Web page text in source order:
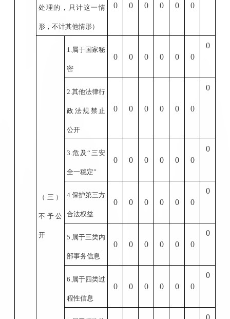
处理的，只计这一情
形，不计其他情形）
0 0 0 0 0 0
（三）
不予公
开
1. 属于国家秘
密
0 0 0 0 0 0
0
2. 其他法律行
政法规禁止
公开
0 0 0 0 0 0
0
3. 危及“ 三安
全一稳定”
0 0 0 0 0 0
0
4. 保护第三方
合法权益
0 0 0 0 0 0
0
5. 属于三类内
部事务信息
0 0 0 0 0 0
0
6. 属于四类过
程性信息
0 0 0 0 0 0
0
0